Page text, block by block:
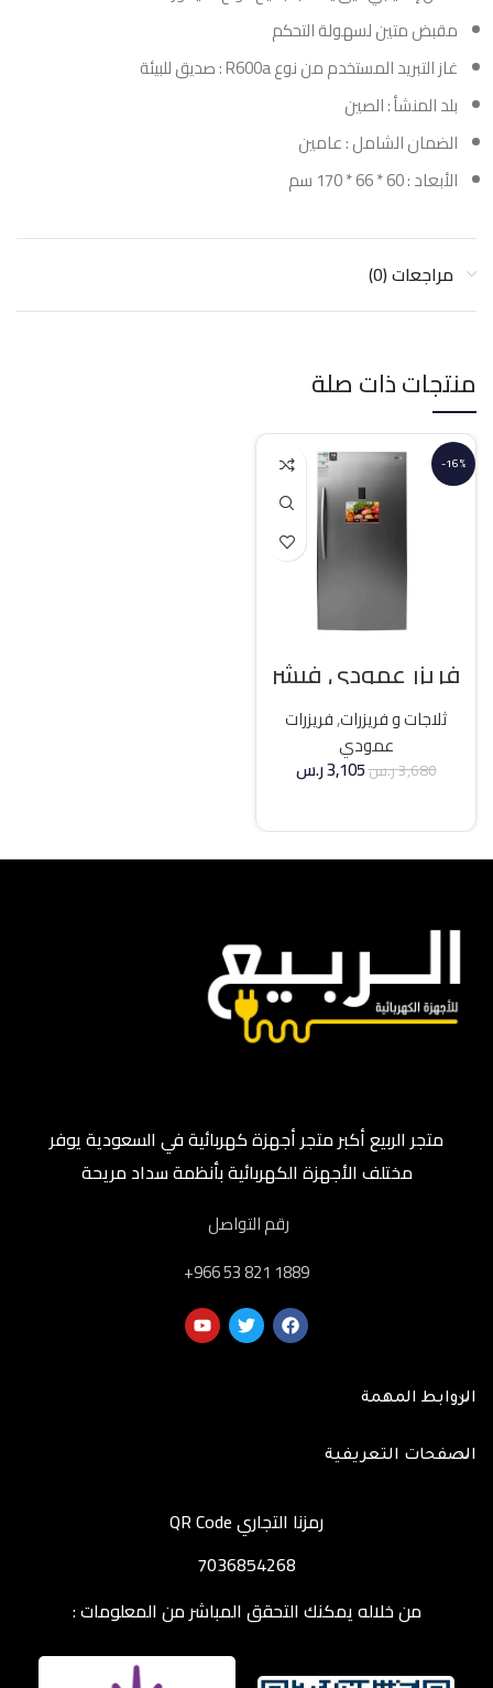
مقبض متين لسهولة التحكم
غاز التبريد المستخدم من نوع R600a : صديق للبيئة
بلد المنشأ : الصين
الضمان الشامل : عامين
الأبعاد : 60 * 66 * 170 سم
مراجعات (0)
منتجات ذات صلة
-16%
فريزر عمودي فيشر
21 قدم انفرتر – فضي
ثلاجات و فريزرات,فريزرات
عمودي
3,680ر.س3,105ر.س
متجر الربيع أكبر متجر أجهزة كهربائية في السعودية يوفر
مختلف الأجهزة الكهربائية بأنظمة سداد مريحة
رقم التواصل
‎+966 53 821 1889
الروابط المهمة
الصفحات التعريفية
رمزنا التجاري QR Code
7036854268
من خلاله يمكنك التحقق المباشر من المعلومات :